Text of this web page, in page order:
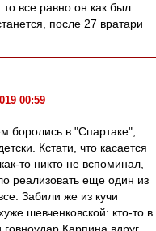
все равно он как был
после 27 вратари
00:59
боролись в "Спартаке",
Кстати, что касается
то никто не вспоминал,
реализовать еще один из
Забили же из кучи
шевченковской: кто-то в